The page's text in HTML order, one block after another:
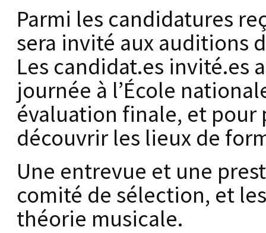
Parmi les candidatures
sera invité aux auditions
Les candidat.es invité.es
journée à l’École
évaluation finale, et pour
découvrir les lieux de
Une entrevue et une
comité de sélection, et
théorie musicale.